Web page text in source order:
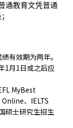
通教育文凭普通
有效期为两年。
1月1日或之后应
MyBest
、IELTS
硕士研究生招生